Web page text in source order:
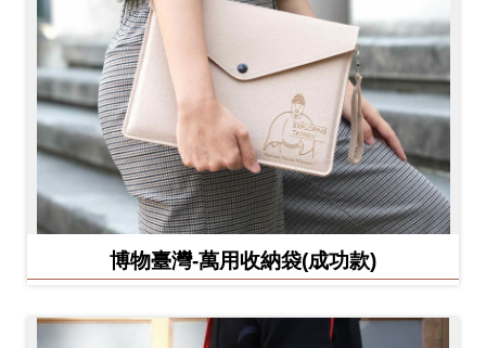
博物臺灣-萬用收納袋(成功款)